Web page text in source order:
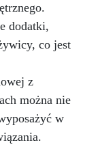
dodatki,
co jest
z
można nie
w